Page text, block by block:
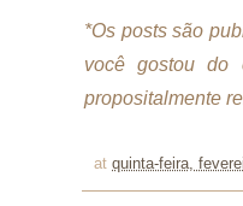
*Os posts são
você gostou do
propositalmente
at quinta-feira,